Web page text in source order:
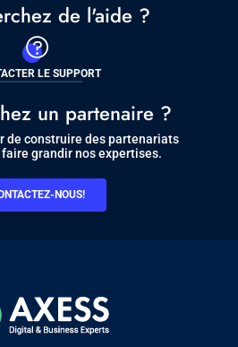
de l'aide ?
LE SUPPORT
un partenaire ?
de construire des partenariats
grandir nos expertises.
NOUS!